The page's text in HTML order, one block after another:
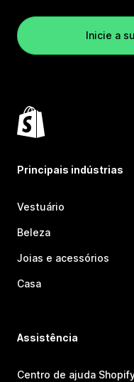
Inicie a
Principais indústrias
Vestuário
Beleza
Joias e acessórios
Casa
Assistência
Centro de ajuda